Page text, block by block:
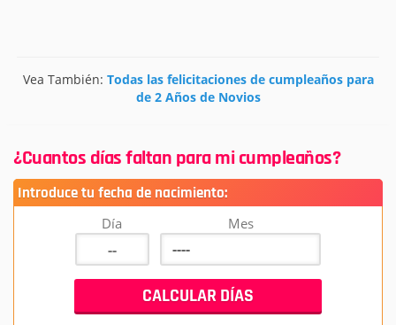
Vea También: Todas las felicitaciones de cumpleaños para
de 2 Años de Novios
¿Cuantos días faltan para mi cumpleaños?
Introduce tu fecha de nacimiento:
Día Mes